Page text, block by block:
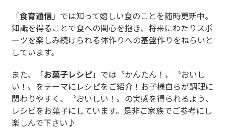
「食育通信」では知って嬉しい食のことを随時更新中。
知識を得ることで食への関心を抱き、将来にわたりスポ
ーツを楽しみ続けられる体作りへの基盤作りをねらいと
しています。
また、「お菓子レシピ 」では〝かんたん！〟〝おいし
い！〟をテーマにレシピをご紹介！お子様自らが調理に
関わりやすく、〝おいしい！〟の実感を得られるよう、
レシピをお菓子にしています。是非ご家族でご参考にし
楽しんで下さい♪